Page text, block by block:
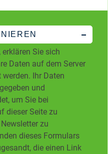
Sie sich
Daten auf dem Server
Ihr Daten
und
um Sie bei
dieser Seite zu
zu
dieses Formulars
die einen Link